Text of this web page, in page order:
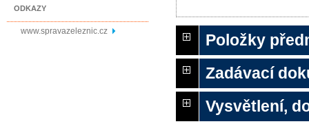
ODKAZY
www.spravazeleznic.cz
Položky
Zadávací
Vysvětlení,